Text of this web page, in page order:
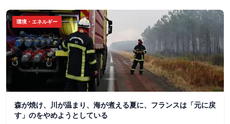
環境・エネルギー
森が焼け、川が温まり、海が煮える夏に、フランスは「元に戻
す」のをやめようとしている